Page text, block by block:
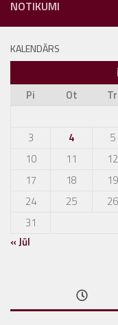
NOTIKUMI
KALENDĀRS
Pi
Ot Tr
3
4 5
10
11 12
17
18 19
24
25 26
31
« Jūl